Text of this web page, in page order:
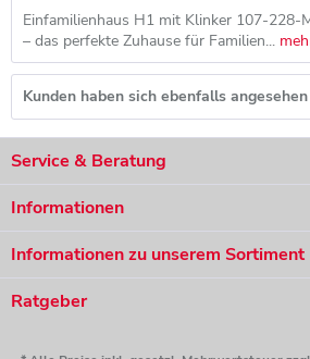
Einfamilienhaus H1 mit Klinker 107-228-
– das perfekte Zuhause für Familien...
Kunden haben sich ebenfalls angesehen
Service & Beratung
Informationen
Informationen zu unserem Sortiment
Ratgeber